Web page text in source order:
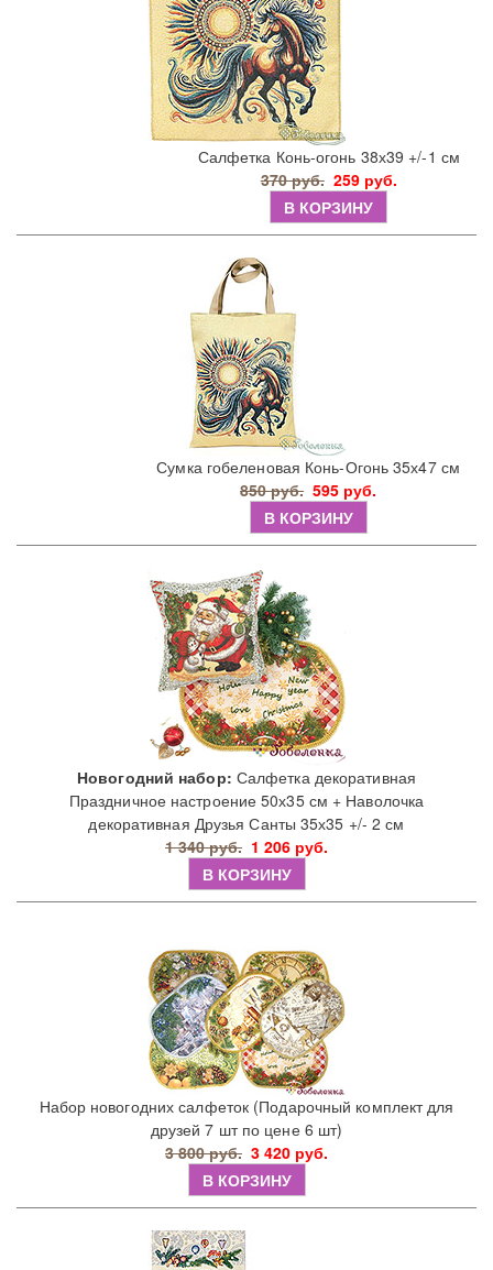
Салфетка Конь-огонь 38х39 +/-1 см
370 руб. 259 руб.
В КОРЗИНУ
Сумка гобеленовая Конь-Огонь 35х47 см
850 руб. 595 руб.
В КОРЗИНУ
Новогодний набор: Салфетка декоративная
Праздничное настроение 50х35 см + Наволочка
декоративная Друзья Санты 35х35 +/- 2 см
1 340 руб. 1 206 руб.
В КОРЗИНУ
Набор новогодних салфеток (Подарочный комплект для
друзей 7 шт по цене 6 шт)
3 800 руб. 3 420 руб.
В КОРЗИНУ